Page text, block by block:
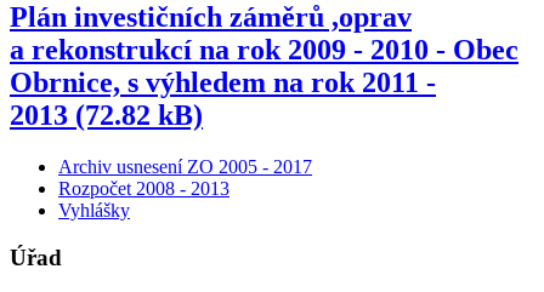
Plán investičních záměrů ,oprav
a rekonstrukcí na rok 2009 - 2010 - Obec
Obrnice, s výhledem na rok 2011 -
2013 (72.82 kB)
Archiv usnesení ZO 2005 - 2017
Rozpočet 2008 - 2013
Vyhlášky
Úřad